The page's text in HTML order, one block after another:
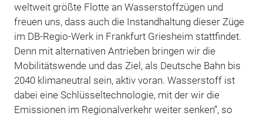
weltweit größte Flotte an Wasserstoffzügen und
freuen uns, dass auch die Instandhaltung dieser Züge
im DB-Regio-Werk in Frankfurt Griesheim stattfindet.
Denn mit alternativen Antrieben bringen wir die
Mobilitätswende und das Ziel, als Deutsche Bahn bis
2040 klimaneutral sein, aktiv voran. Wasserstoff ist
dabei eine Schlüsseltechnologie, mit der wir die
Emissionen im Regionalverkehr weiter senken“, so